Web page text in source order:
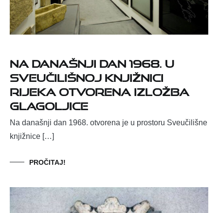
Na današnji dan 1968. u
Sveučilišnoj knjižnici
Rijeka otvorena izložba
glagoljice
Na današnji dan 1968. otvorena je u prostoru Sveučilišne
knjižnice […]
PROČITAJ!